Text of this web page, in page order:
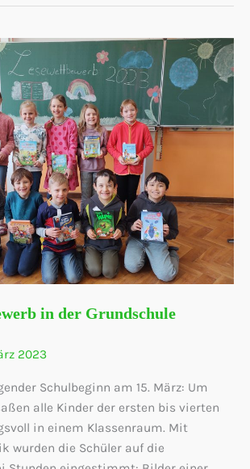
in der Grundschule
2023
Schulbeginn am 15. März: Um
alle Kinder der ersten bis vierten
in einem Klassenraum. Mit
wurden die Schüler auf die